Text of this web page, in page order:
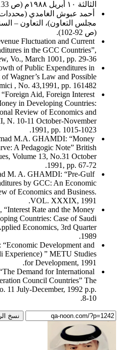
الثالثة ١٠ أبريل ١٩٨٨م (ص 133-143).
أحمد عبوش الغامدي
(ص 92-102).
Fluctuation and Current
in the GCC Countries”,
Vo., March 1001, pp. 29-36.
of Public Expenditures in
Wagner’s Law and Possible
, No. 43,1991, pp. 161482.
Aid, Foreign Interest
in Developing Countries:
Review of Economics and
10-11 October-November
1991, pp. 1015-1023.
M.A. GHAMDI: “Money
A Pedagogic Note” British
Volume 13, No.31 October
1991, pp. 67-72.
M. A. GHAMDI: “Pre-Gulf
by GCC: An Economic
of Economics and Business.
VOL. XXXIX, 1991.
Rate and the Money
Countries: Case of Saudi
Economics, 3rd Quarter
1989.
Development and
Experience) ” METU Studies
for Development, 1991.
Demand for International
Council Countries” The
11 July-December, 1992 p.p.
8-10.
نسخ